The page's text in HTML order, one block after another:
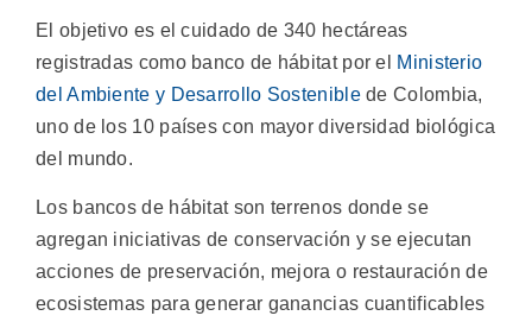
El objetivo es el cuidado de 340 hectáreas
registradas como banco de hábitat por el Ministerio
del Ambiente y Desarrollo Sosteniblede Colombia,
uno de los 10 países con mayor diversidad biológica
del mundo.
Los bancos de hábitat son terrenos donde se
agregan iniciativas de conservación y se ejecutan
acciones de preservación, mejora o restauración de
ecosistemas para generar ganancias cuantificables